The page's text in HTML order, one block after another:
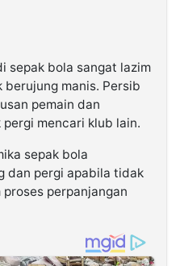
sepak bola sangat lazim
manis. Persib
pemain dan
mencari klub lain.
sepak bola
dan pergi apabila tidak
perpanjangan